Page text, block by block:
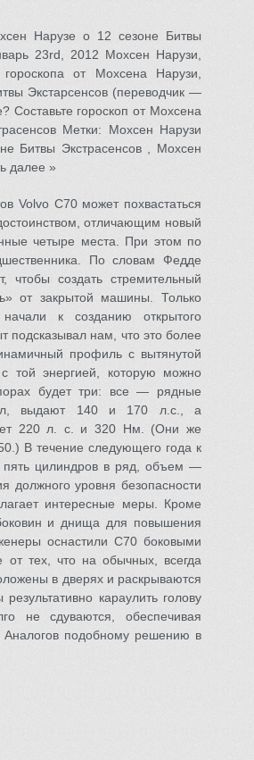
Нарузе о 12 сезоне Битвы
23rd, 2012 Мохсен Нарузи,
от Мохсена Нарузи,
Экстарсенсов (переводчик —
Составьте гороскоп от Мохсена
Метки: Мохсен Нарузи
Битвы Экстрасенсов , Мохсен
далее »
Volvo C70 может похвастаться
отличающим новый
четыре места. При этом по
По словам Федде
чтобы создать стремительный
от закрытой машины. Только
к созданию открытого
подсказывал нам, что это более
профиль с вытянутой
той энергией, которую можно
будет три: все — рядные
л, выдают 140 и 170 л.с., а
220 л. с. и 320 Нм. (Они же
В течение следующего года к
пять цилиндров в ряд, объем —
должного уровня безопасности
интересные меры. Кроме
и днища для повышения
оснастили C70 боковыми
от тех, что на обычных, всегда
в дверях и раскрываются
караулить голову
не сдуваются, обеспечивая
Аналогов подобному решению в